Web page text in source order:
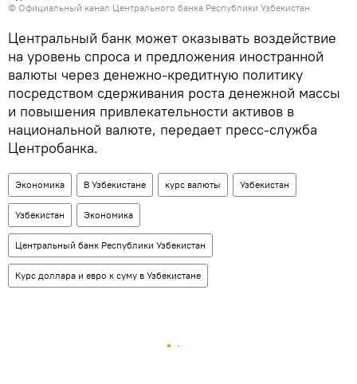
© Официальный канал Центрального банка Республики Узбекистан
Центральный банк может оказывать воздействие
на уровень спроса и предложения иностранной
валюты через денежно-кредитную политику
посредством сдерживания роста денежной массы
и повышения привлекательности активов в
национальной валюте, передает пресс-служба
Центробанка.
Экономика В Узбекистане курс валюты Узбекистан
Узбекистан Экономика
Центральный банк Республики Узбекистан
Курс доллара и евро к суму в Узбекистане